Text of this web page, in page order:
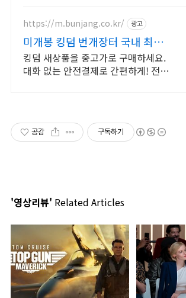
https://m.bunjang.co.kr/ 광고
미개봉 킹덤 번개장터 국내 최대
브랜드 중고거래
킹덤 새상품을 중고가로 구매하세요.
대화 없는 안전결제로 간편하게! 전국
공감 구독하기
'영상리뷰' Related Articles